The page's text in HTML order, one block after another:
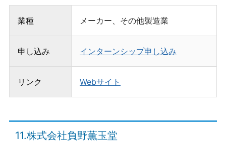
業種 メーカー、その他製造業
申し込み インターンシップ申し込み
リンク Webサイト
11.株式会社負野薫玉堂